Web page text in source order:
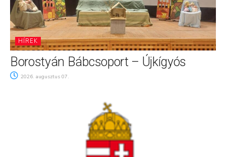
HÍREK
Borostyán Bábcsoport – Újkígyós
2026. augusztus 07.